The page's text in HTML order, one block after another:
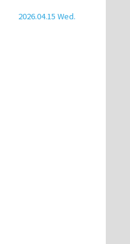
2026.04.15 Wed.